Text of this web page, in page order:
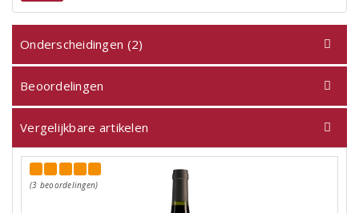
Onderscheidingen (2)
Beoordelingen
Vergelijkbare artikelen
(3 beoordelingen)